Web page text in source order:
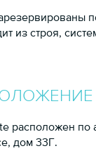
из строя,
расположен по
дом 33Г.